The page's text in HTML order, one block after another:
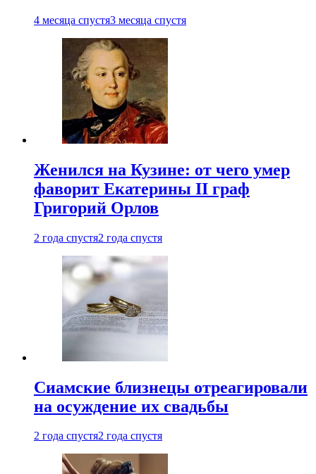
4 месяца спустя3 месяца спустя
Женился на Кузине: от чего умер
фаворит Екатерины II граф
Григорий Орлов
2 года спустя2 года спустя
Cиамские близнецы отреагировали
на осуждение их свадьбы
2 года спустя2 года спустя